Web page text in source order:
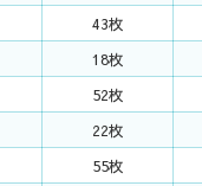
43枚
18枚
52枚
22枚
55枚